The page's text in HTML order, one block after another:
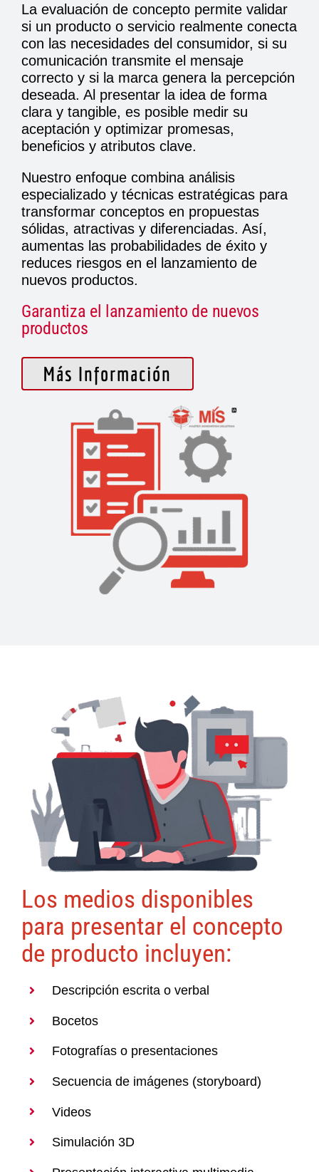
La evaluación de concepto permite validar
si un producto o servicio realmente conecta
con las necesidades del consumidor, si su
comunicación transmite el mensaje
correcto y si la marca genera la percepción
deseada. Al presentar la idea de forma
clara y tangible, es posible medir su
aceptación y optimizar promesas,
beneficios y atributos clave.
Nuestro enfoque combina análisis
especializado y técnicas estratégicas para
transformar conceptos en propuestas
sólidas, atractivas y diferenciadas. Así,
aumentas las probabilidades de éxito y
reduces riesgos en el lanzamiento de
nuevos productos.
Garantiza el lanzamiento de nuevos
productos
Más Información
Los medios disponibles
para presentar el concepto
de producto incluyen:
Descripción escrita o verbal
Bocetos
Fotografías o presentaciones
Secuencia de imágenes (storyboard)
Videos
Simulación 3D